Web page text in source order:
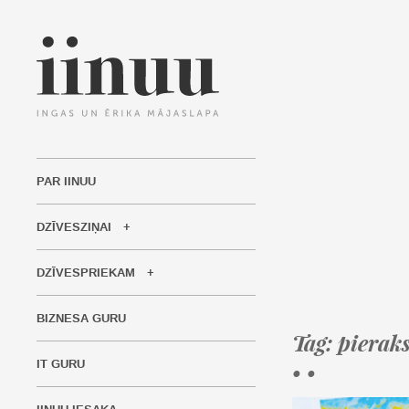
PAR IINUU
DZĪVESZIŅAI
DZĪVESPRIEKAM
BIZNESA GURU
IT GURU
Tag:
• •